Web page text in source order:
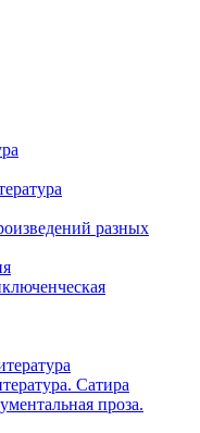
разных
Сатира
проза.